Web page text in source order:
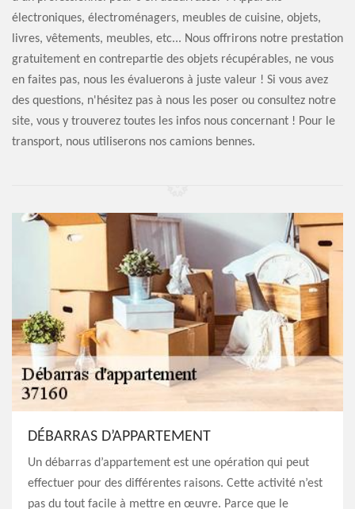
électroniques, électroménagers, meubles de cuisine, objets,
livres, vêtements, meubles, etc... Nous offrirons notre prestation
gratuitement en contrepartie des objets récupérables, ne vous
en faites pas, nous les évaluerons à juste valeur ! Si vous avez
des questions, n'hésitez pas à nous les poser ou consultez notre
site, vous y trouverez toutes les infos nous concernant ! Pour le
transport, nous utiliserons nos camions bennes.
DÉBARRAS D’APPARTEMENT
Un débarras d’appartement est une opération qui peut
effectuer pour des différentes raisons. Cette activité n’est
pas du tout facile à mettre en œuvre. Parce que le